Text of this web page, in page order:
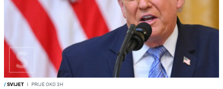
/SVIJET I PRIJE OKO 3H